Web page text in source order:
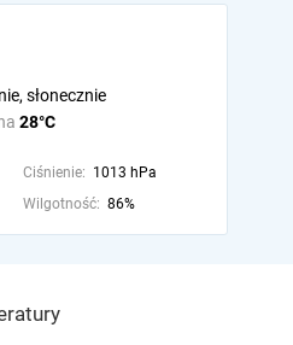
28°C
słonecznie
Ciśnienie: 1013 hPa
Wilgotność: 86%